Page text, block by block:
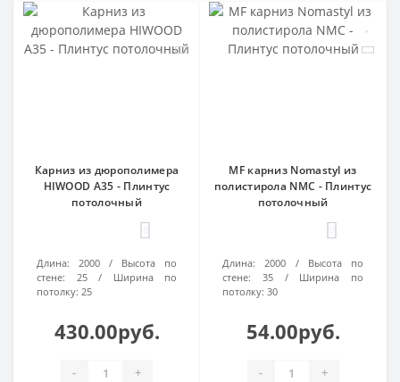
Карниз из дюрополимера
HIWOOD A35 - Плинтус
потолочный
Длина: 2000
Высота по
стене:
25
Ширина по
потолку: 25
430.00руб.
- +
MF карниз Nomastyl из
полистирола NMC - Плинтус
потолочный
Длина: 2000
Высота по
стене:
35
Ширина по
потолку: 30
54.00руб.
- +